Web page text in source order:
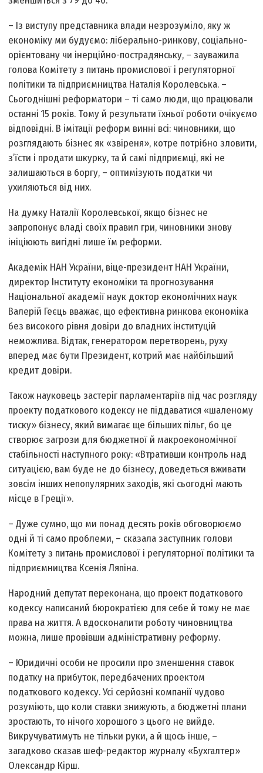
– Із виступу представника влади незрозуміло, яку ж
економіку ми будуємо: ліберально-ринкову, соціально-
орієнтовану чи інерційно-пострадянську, – зауважила
голова Комітету з питань промислової і регуляторної
політики та підприємництва Наталія Королевська. –
Сьогоднішні реформатори – ті само люди, що працювали
останні 15 років. Тому й результати їхньої роботи очікуємо
відповідні. В імітації реформ винні всі: чиновники, що
розглядають бізнес як «звіреня», котре потрібно зловити,
з’їсти і продати шкурку, та й самі підприємці, які не
залишаються в боргу, – оптимізують податки чи
ухиляються від них.
На думку Наталії Королевської, якщо бізнес не
запропонує владі своїх правил гри, чиновники знову
ініціюють вигідні лише їм реформи.
Академік НАН України, віце-президент НАН України,
директор Інституту економіки та прогнозування
Національної академії наук доктор економічних наук
Валерій Геєць вважає, що ефективна ринкова економіка
без високого рівня довіри до владних інституцій
неможлива. Відтак, генератором перетворень, руху
вперед має бути Президент, котрий має найбільший
кредит довіри.
Також науковець застеріг парламентаріїв під час розгляду
проекту податкового кодексу не піддаватися «шаленому
тиску» бізнесу, який вимагає ще більших пільг, бо це
створює загрози для бюджетної й макроекономічної
стабільності наступного року: «Втративши контроль над
ситуацією, вам буде не до бізнесу, доведеться вживати
зовсім інших непопулярних заходів, які сьогодні мають
місце в Греції».
– Дуже сумно, що ми понад десять років обговорюємо
одні й ті само проблеми, – сказала заступник голови
Комітету з питань промислової і регуляторної політики та
підприємництва Ксенія Ляпіна.
Народний депутат переконана, що проект податкового
кодексу написаний бюрократією для себе й тому не має
права на життя. А вдосконалити роботу чиновництва
можна, лише провівши адміністративну реформу.
– Юридичні особи не просили про зменшення ставок
податку на прибуток, передбачених проектом
податкового кодексу. Усі серйозні компанії чудово
розуміють, що коли ставки знижують, а бюджетні плани
зростають, то нічого хорошого з цього не вийде.
Викручуватимуть не тільки руки, а й щось інше, –
загадково сказав шеф-редактор журналу «Бухгалтер»
Олександр Кірш.